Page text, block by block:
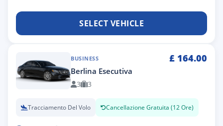
SELECT VEHICLE
BUSINESS £ 164.00
Berlina Esecutiva
3 3
Tracciamento Del Volo Cancellazione Gratuita (12 Ore)